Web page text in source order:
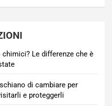
Le differenze che è
di cambiare per
e proteggerli